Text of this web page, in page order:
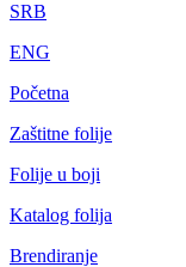
SRB
ENG
Početna
Zaštitne folije
Folije u boji
Katalog folija
Brendiranje